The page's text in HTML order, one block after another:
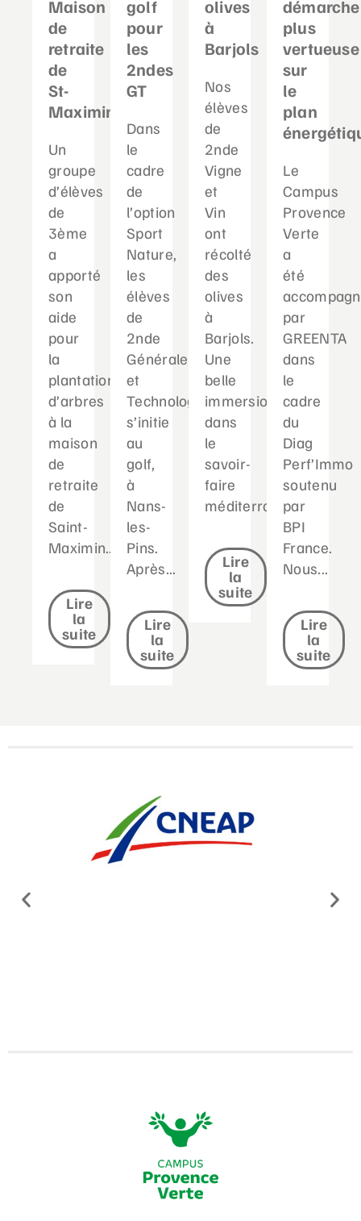
Maison
de
retraite
de
St-
Maximin
Un
groupe
d’élèves
de
3ème
a
apporté
son
aide
pour
la
plantation
d’arbres
à la
maison
de
retraite
de
Saint-
Maximin....
Lire
la
suite
golf
pour
les
2ndes
GT
Dans
le
cadre
de
l’option
Sport
Nature,
les
élèves
de
2nde
Générale
et
Technologique
s’initie
au
golf,
à
Nans-
les-
Pins.
Après...
Lire
la
suite
olives
à
Barjols
Nos
élèves
de
2nde
Vigne
et
Vin
ont
récolté
des
olives
à
Barjols.
Une
belle
immersion
dans
le
savoir-
faire
méditerranéen...
Lire
la
suite
démarche
plus
vertueuse
sur
le
plan
Le
Campus
Provence
Verte
a
été
par
GREENTA
dans
le
cadre
du
Diag
Perf’Immo
soutenu
par
BPI
France.
Nous...
Lire
la
suite